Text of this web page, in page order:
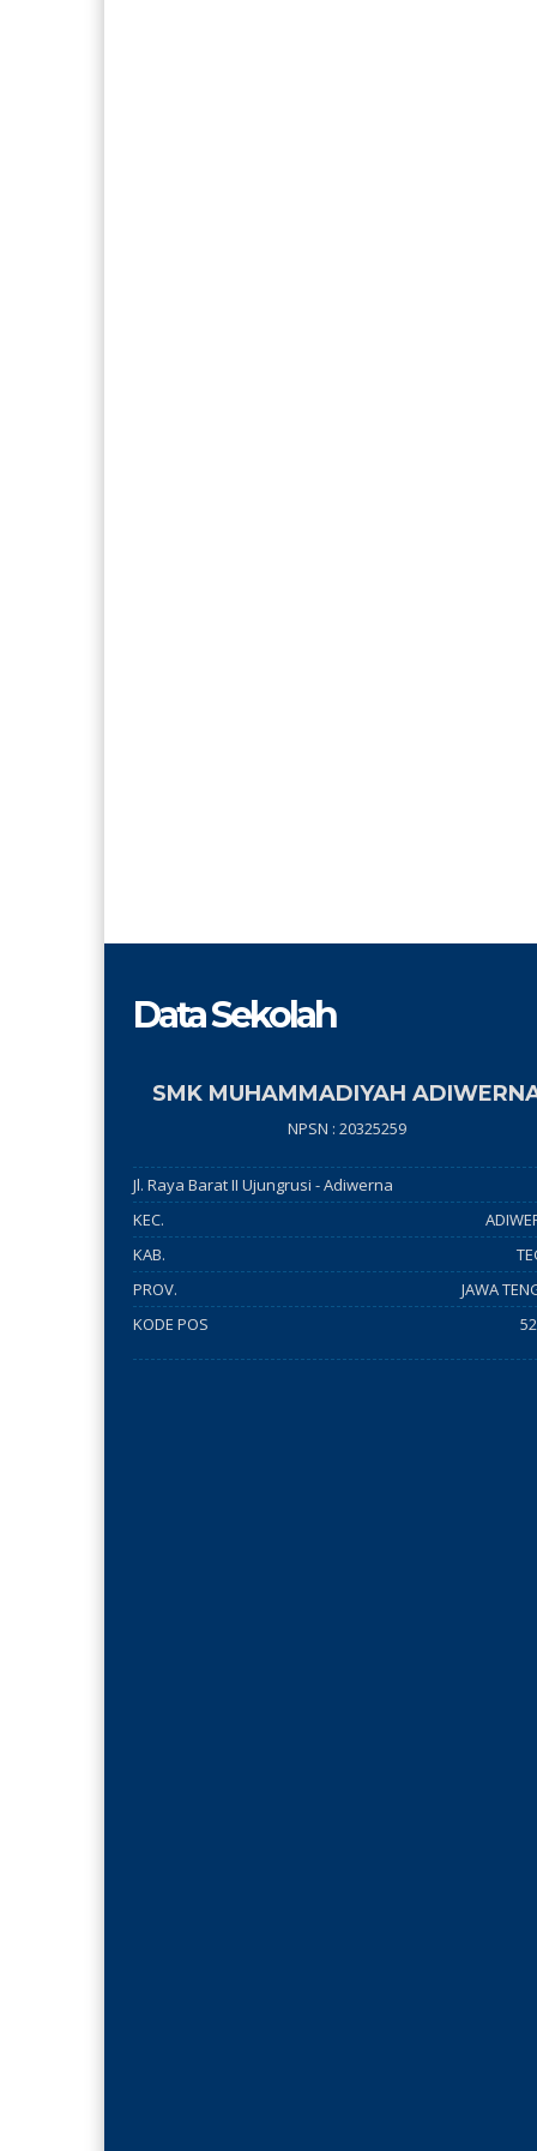
Data Sekolah
SMK MUHAMMADIYAH
NPSN : 20325259
Jl. Raya Barat II Ujungrusi - Adiwerna
KEC.
KAB.
PROV.
JAWA
KODE POS